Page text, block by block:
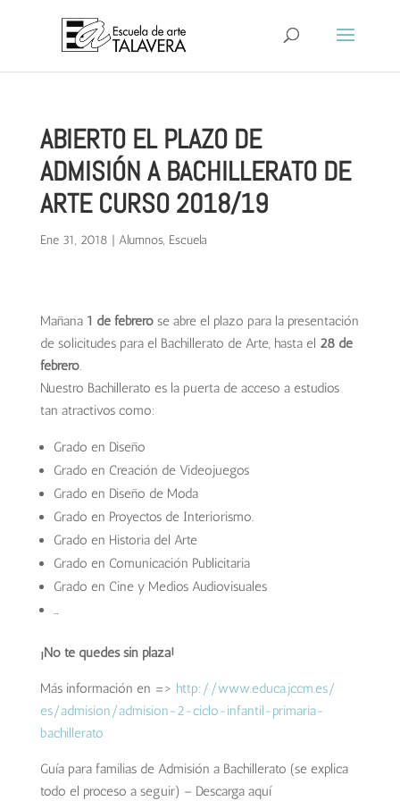
ABIERTO EL PLAZO DE
ADMISIÓN A BACHILLERATO DE
ARTE CURSO 2018/19
Ene 31, 2018 | Alumnos, Escuela
Mañana 1 de febrerose abre el plazo para la presentación
de solicitudes para el Bachillerato de Arte, hasta el 28 de
febrero.
Nuestro Bachillerato es la puerta de acceso a estudios
tan atractivos como:
Grado en Diseño
Grado en Creación de Videojuegos
Grado en Diseño de Moda
Grado en Proyectos de Interiorismo.
Grado en Historia del Arte
Grado en Comunicación Publicitaria
Grado en Cine y Medios Audiovisuales
…
¡No te quedes sin plaza!
Más información en => http://www.educa.jccm.es/
es/admision/admision-2-ciclo-infantil-primaria-
bachillerato
Guía para familias de Admisión a Bachillerato (se explica
todo el proceso a seguir) – Descarga aquí